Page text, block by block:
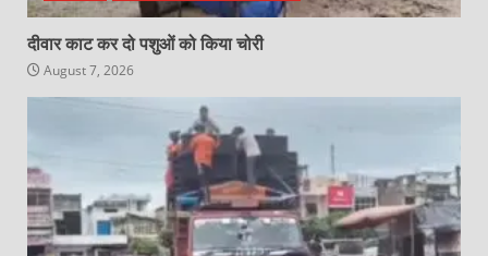
दीवार काट कर दो पशुओं को किया चोरी
August 7, 2026